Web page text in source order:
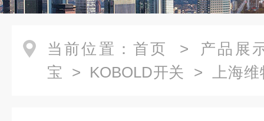
当前位置： 首页 > 产品展
宝 > KOBOLD开关 > 上海维